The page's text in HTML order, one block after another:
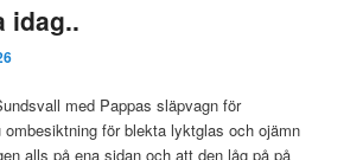
idag..
med Pappas släpvagn för
för blekta lyktglas och ojämn
alls på ena sidan och att den låg på på